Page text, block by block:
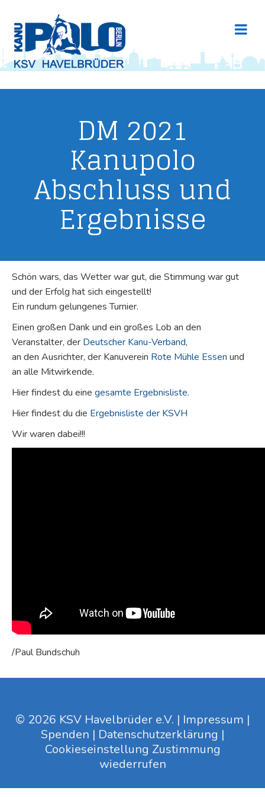
DM 2021
Kanupolo
Abschluss und
Ergebnisse
Schön wars, das Wetter war gut, die Stimmung war gut
und der Erfolg hat sich eingestellt!
Ein rundum gelungenes Turnier.
Einen großen Dank und ein großes Lob an den
Veranstalter, der Deutscher Kanu-Verband,
an den Ausrichter, der Kanuverein Rote Mühle Essen und
an alle Mitwirkende.
Hier findest du eine gesamte Ergebnisliste.
Hier findest du die Ergebnisliste der KSVH
Wir waren dabei!!!
/Paul Bundschuh
© 2026 KSV Havelbrüder e.V. | Impressum |
Spenden | Datenschutzerklärung |
Cookieseinstellung Zustimmung
wiederrufen